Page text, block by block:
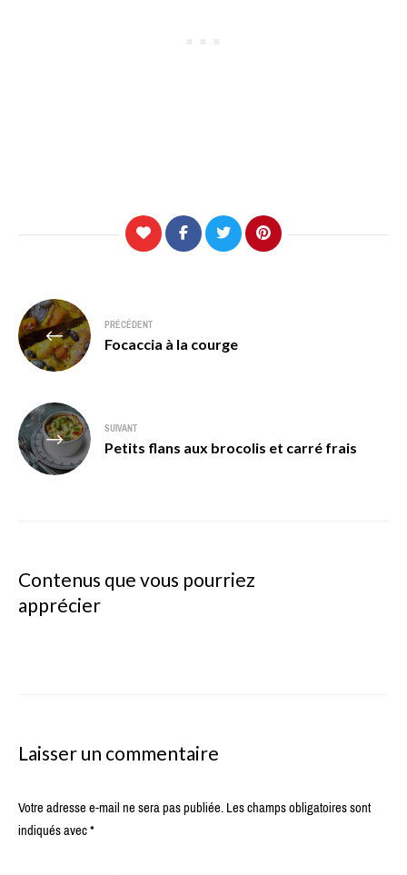
Navigation
de
l’article
PRÉCÉDENT
Focaccia à la courge
SUIVANT
Petits flans aux brocolis et carré frais
Contenus que vous pourriez
apprécier
Laisser un commentaire
Votre adresse e-mail ne sera pas publiée.Les champs obligatoires sont
indiqués avec*